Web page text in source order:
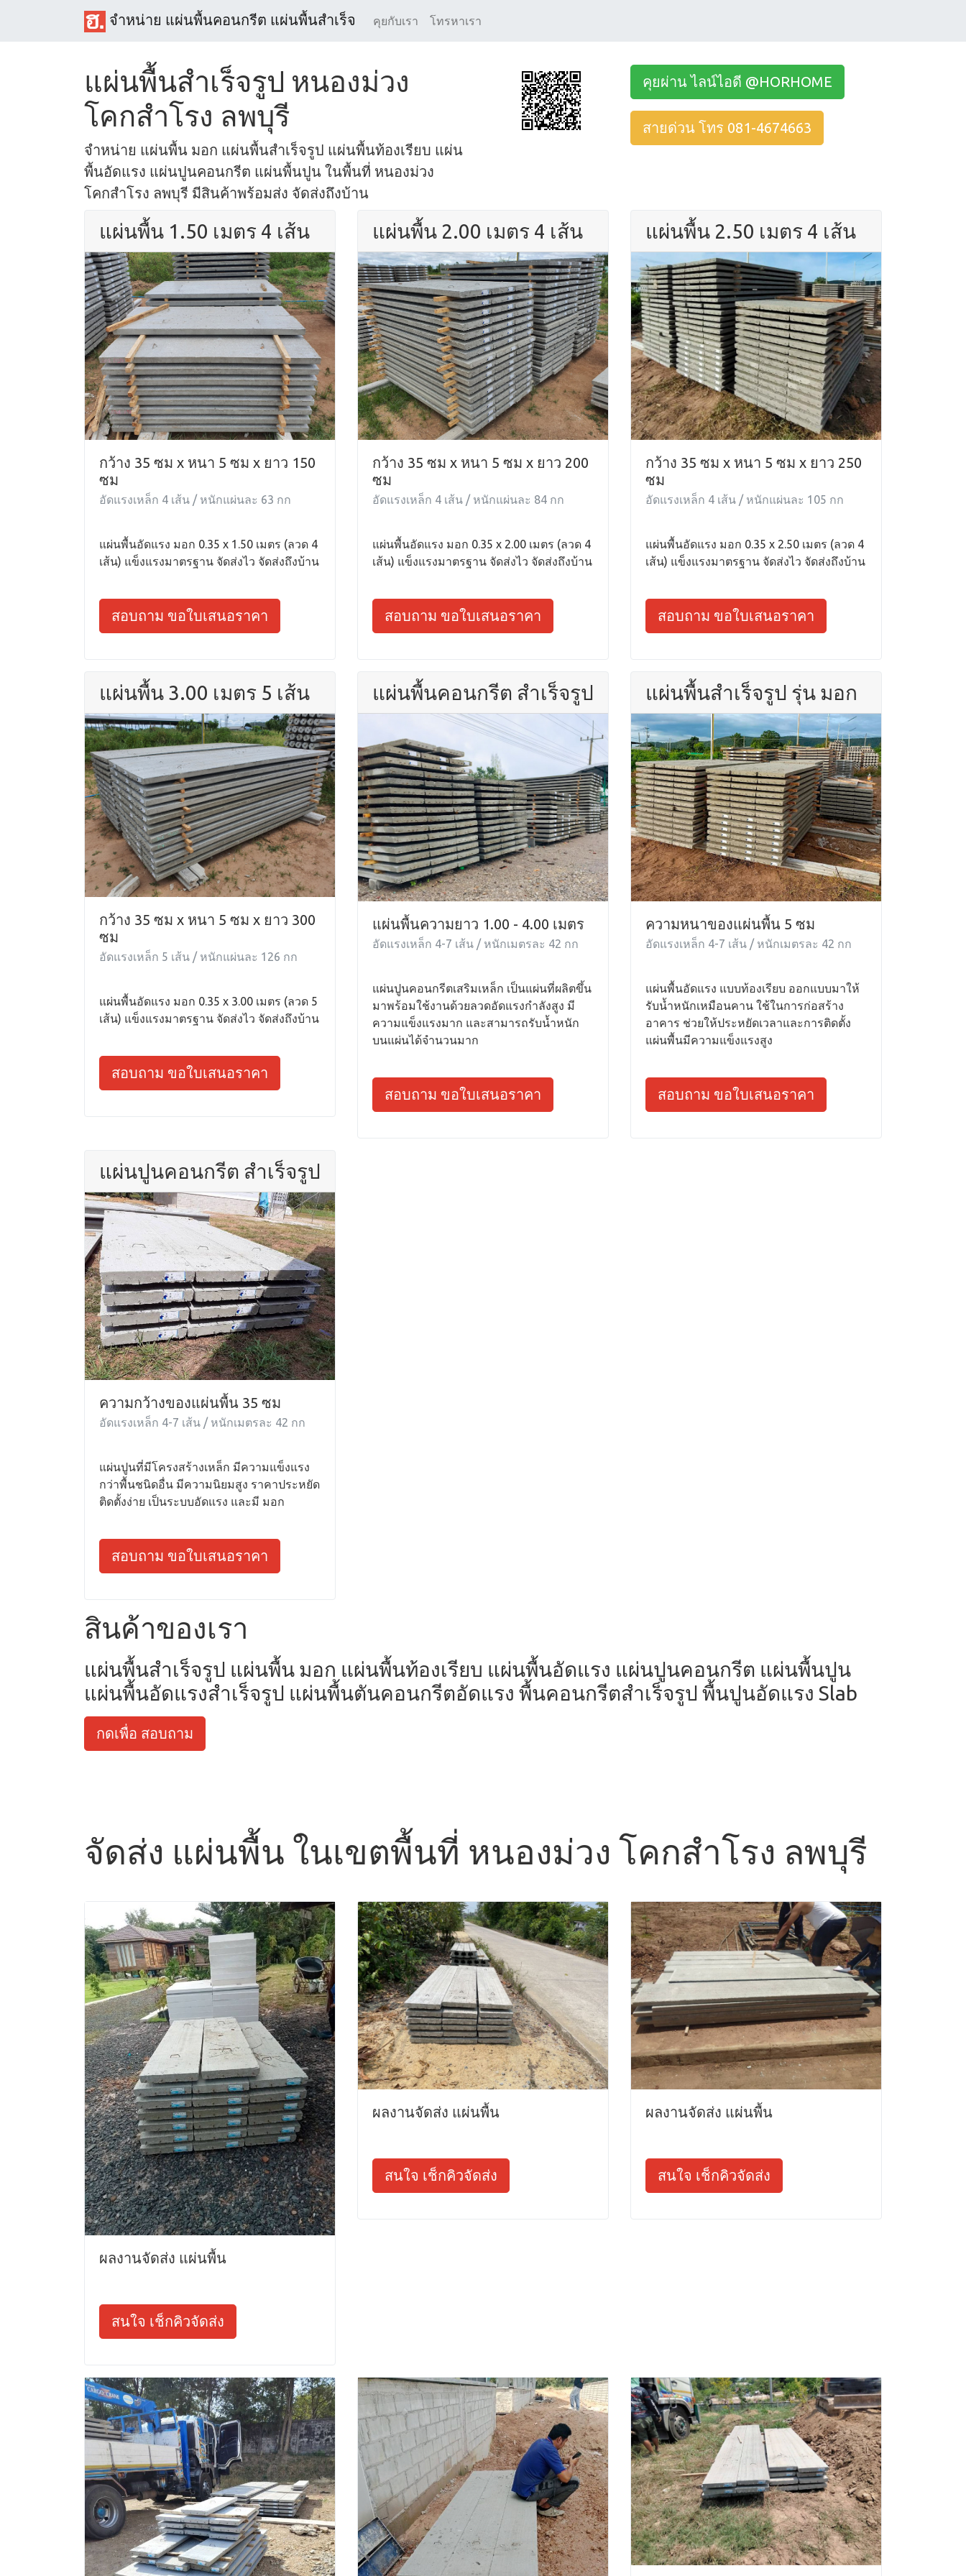
จำหน่าย แผ่นพื้นคอนกรีต แผ่นพื้นสำเร็จ คุยกับเรา โทรหาเรา
แผ่นพื้นสำเร็จรูป หนองม่วง
โคกสำโรง ลพบุรี
จำหน่าย แผ่นพื้น มอก แผ่นพื้นสำเร็จรูป แผ่นพื้นท้องเรียบ แผ่น
พื้นอัดแรง แผ่นปูนคอนกรีต แผ่นพื้นปูน ในพื้นที่ หนองม่วง
โคกสำโรง ลพบุรี มีสินค้าพร้อมส่ง จัดส่งถึงบ้าน
คุยผ่าน ไลน์ไอดี @HORHOME
สายด่วน โทร 081-4674663
แผ่นพื้น 1.50 เมตร 4 เส้น
กว้าง 35 ซม x หนา 5 ซม x ยาว 150
ซม
อัดแรงเหล็ก 4 เส้น / หนักแผ่นละ 63 กก
แผ่นพื้นอัดแรง มอก 0.35 x 1.50 เมตร (ลวด 4
เส้น) แข็งแรงมาตรฐาน จัดส่งไว จัดส่งถึงบ้าน
สอบถาม ขอใบเสนอราคา
แผ่นพื้น 2.00 เมตร 4 เส้น
กว้าง 35 ซม x หนา 5 ซม x ยาว 200
ซม
อัดแรงเหล็ก 4 เส้น / หนักแผ่นละ 84 กก
แผ่นพื้นอัดแรง มอก 0.35 x 2.00 เมตร (ลวด 4
เส้น) แข็งแรงมาตรฐาน จัดส่งไว จัดส่งถึงบ้าน
สอบถาม ขอใบเสนอราคา
แผ่นพื้น 2.50 เมตร 4 เส้น
กว้าง 35 ซม x หนา 5 ซม x ยาว 250
ซม
อัดแรงเหล็ก 4 เส้น / หนักแผ่นละ 105 กก
แผ่นพื้นอัดแรง มอก 0.35 x 2.50 เมตร (ลวด 4
เส้น) แข็งแรงมาตรฐาน จัดส่งไว จัดส่งถึงบ้าน
สอบถาม ขอใบเสนอราคา
แผ่นพื้น 3.00 เมตร 5 เส้น
กว้าง 35 ซม x หนา 5 ซม x ยาว 300
ซม
อัดแรงเหล็ก 5 เส้น / หนักแผ่นละ 126 กก
แผ่นพื้นอัดแรง มอก 0.35 x 3.00 เมตร (ลวด 5
เส้น) แข็งแรงมาตรฐาน จัดส่งไว จัดส่งถึงบ้าน
สอบถาม ขอใบเสนอราคา
แผ่นพื้นคอนกรีต สำเร็จรูป
แผ่นพื้นความยาว 1.00 - 4.00 เมตร
อัดแรงเหล็ก 4-7 เส้น / หนักเมตรละ 42 กก
แผ่นปูนคอนกรีตเสริมเหล็ก เป็นแผ่นที่ผลิตขึ้น
มาพร้อมใช้งานด้วยลวดอัดแรงกำลังสูง มี
ความแข็งแรงมาก และสามารถรับน้ำหนัก
บนแผ่นได้จำนวนมาก
สอบถาม ขอใบเสนอราคา
แผ่นพื้นสำเร็จรูป รุ่น มอก
ความหนาของแผ่นพื้น 5 ซม
อัดแรงเหล็ก 4-7 เส้น / หนักเมตรละ 42 กก
แผ่นพื้นอัดแรง แบบท้องเรียบ ออกแบบมาให้
รับน้ำหนักเหมือนคาน ใช้ในการก่อสร้าง
อาคาร ช่วยให้ประหยัดเวลาและการติดตั้ง
แผ่นพื้นมีความแข็งแรงสูง
สอบถาม ขอใบเสนอราคา
แผ่นปูนคอนกรีต สำเร็จรูป
ความกว้างของแผ่นพื้น 35 ซม
อัดแรงเหล็ก 4-7 เส้น / หนักเมตรละ 42 กก
แผ่นปูนที่มีโครงสร้างเหล็ก มีความแข็งแรง
กว่าพื้นชนิดอื่น มีความนิยมสูง ราคาประหยัด
ติดตั้งง่าย เป็นระบบอัดแรง และมี มอก
สอบถาม ขอใบเสนอราคา
สินค้าของเรา
แผ่นพื้นสำเร็จรูป แผ่นพื้น มอก แผ่นพื้นท้องเรียบ แผ่นพื้นอัดแรง แผ่นปูนคอนกรีต แผ่นพื้นปูน
แผ่นพื้นอัดแรงสำเร็จรูป แผ่นพื้นตันคอนกรีตอัดแรง พื้นคอนกรีตสำเร็จรูป พื้นปูนอัดแรง Slab
กดเพื่อ สอบถาม
จัดส่ง แผ่นพื้น ในเขตพื้นที่ หนองม่วง โคกสำโรง ลพบุรี
ผลงานจัดส่ง แผ่นพื้น
สนใจ เช็กคิวจัดส่ง
ผลงานจัดส่ง แผ่นพื้น
สนใจ เช็กคิวจัดส่ง
ผลงานจัดส่ง แผ่นพื้น
สนใจ เช็กคิวจัดส่ง